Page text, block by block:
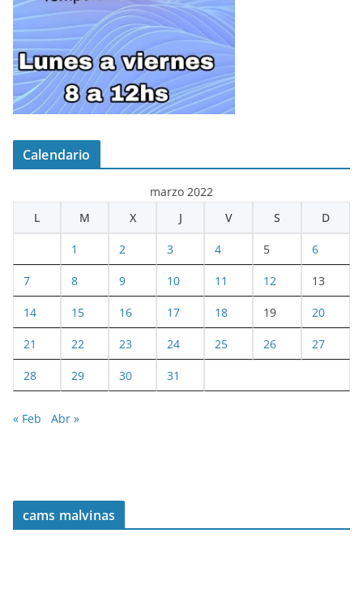
Calendario
marzo 2022
L
M X J V S D
1 2 3 4 5 6
7 8 9 10 11 12 13
14 15 16 17 18 19 20
21 22 23 24 25 26 27
28 29 30 31
« Feb Abr »
cams malvinas